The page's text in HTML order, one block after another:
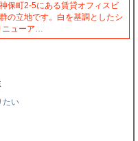
保町2-5にある賃貸オフィスビ
の立地です。白を基調としたシ
ニューア…
たい